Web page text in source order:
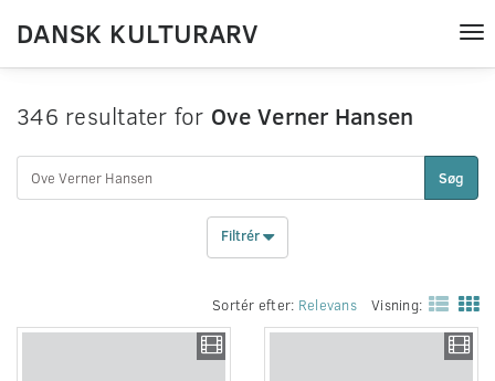
DANSK KULTURARV
346 resultater for Ove Verner Hansen
Søg
Filtrér
Sortér efter: Relevans Visning: